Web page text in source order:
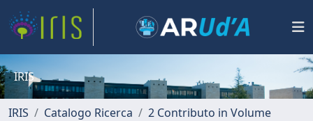
IRIS
IRIS Catalogo Ricerca
2 Contributo in Volume